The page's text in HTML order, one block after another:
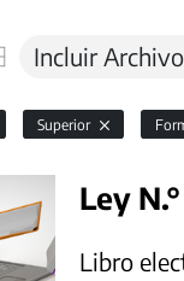
Incluir
Superior
Ley
Libro